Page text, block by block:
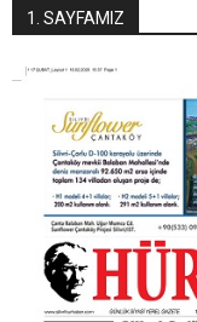
1. SAYFAMIZ